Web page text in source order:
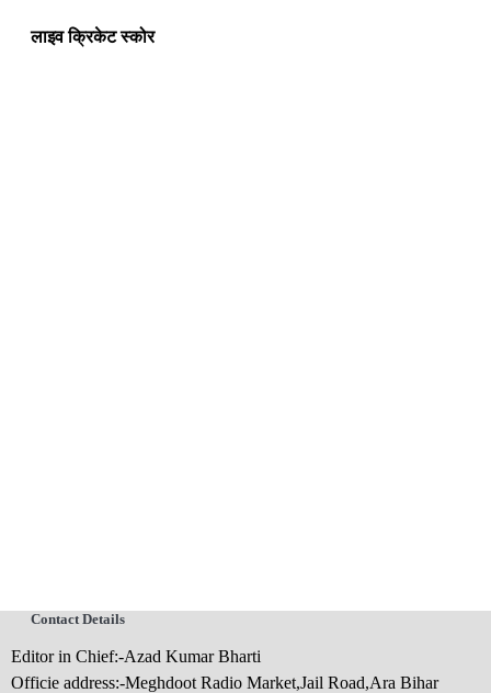
लाइव क्रिकेट स्कोर
Contact Details
Editor in Chief:-Azad Kumar Bharti
Officie address:-Meghdoot Radio Market,Jail Road,Ara Bihar